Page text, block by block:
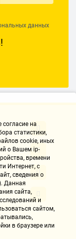
данных
на
статистики,
cookie, иных
о Вашем ip-
времени
Интернет, с
сведения о
Данная
сайта,
и
сайтом,
в браузере или